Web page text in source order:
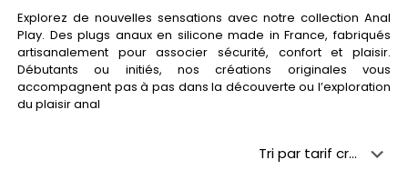
Explorez de nouvelles sensations avec notre collection Anal
Play. Des plugs anaux en silicone made in France, fabriqués
artisanalement pour associer sécurité, confort et plaisir.
Débutants ou initiés, nos créations originales vous
accompagnent pas à pas dans la découverte ou l’exploration
du plaisir anal